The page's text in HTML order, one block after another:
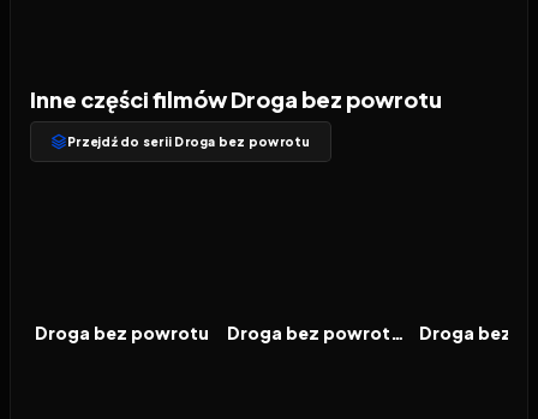
Inne części filmów Droga bez powrotu
Przejdź do serii Droga bez powrotu
FILM
Droga bez powrotu FILM Droga bez powrotu 2 FILM